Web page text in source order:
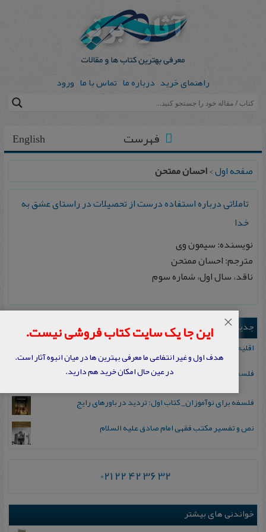
راهنمای خرید درباره ما تماس با ما ورود
English فهرست
صفحه اول>احسان ممتحن
تاملاتی درباره استفاده درست از تحصیلات در راستای عشق به
خدا
نویسنده: سیمون وی
مترجم: احسان ممتحن
ناقد، سال اول، شماره سوم
جدیدترین ها
اقلیم مورخان؛ مهارت‌های تاریخ ورزی علمی
فلسفه برای نوآموزان_ کتاب دوم: پرسش درباره واقعیت و معرفت
فلسفه برای نوآموزان_ کتاب اول: تردید در باورهای رایج
نص و تفسیر مکتب فقهی امام صادق علیه السلام
021 22 42 36 32
خواندنی های بیشتر
این جا یک سایت کتاب فروشی نیست.
هدف اول و غیر انتفاعی ما معرفی بهترین ها در میان انبوه آثار است.
در عین حال امکان خرید هم دارید.
×